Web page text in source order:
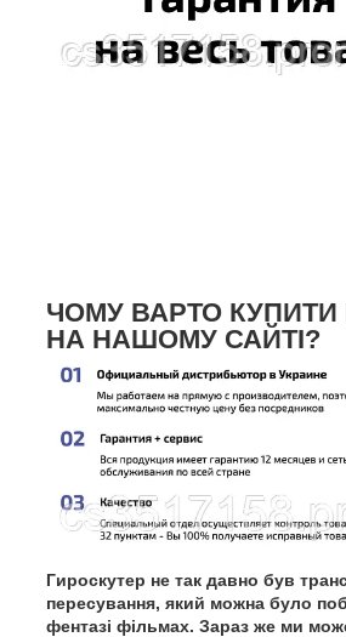
ЧОМУ ВАРТО
НА НАШОМУ САЙТІ?
Гироскутер не так давно був
пересування, який можна було
фентазі фільмах. Зараз же ми